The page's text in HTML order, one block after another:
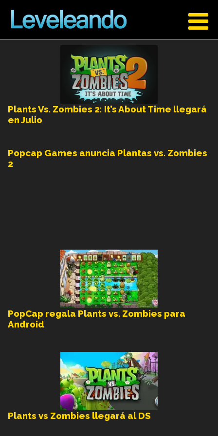
Plants Vs. Zombies 2: It’s About Time llegará
en Julio
Popcap Games anuncia Plantas vs. Zombies
2
PopCap regala Plants vs. Zombies para
Android
Plants vs Zombies llegará al DS